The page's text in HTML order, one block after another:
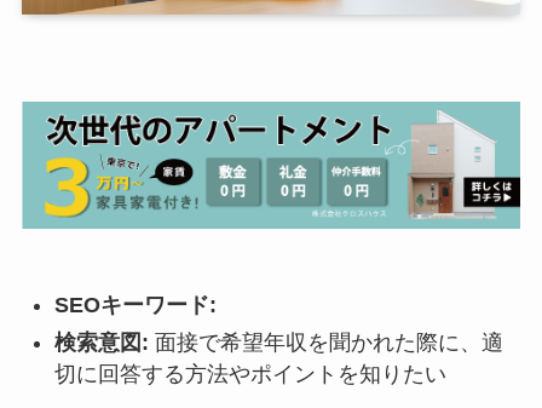
SEOキーワード:
検索意図: 面接で希望年収を聞かれた際に、適
切に回答する方法やポイントを知りたい